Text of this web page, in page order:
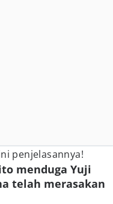
penjelasannya!
menduga Yuji
telah merasakan